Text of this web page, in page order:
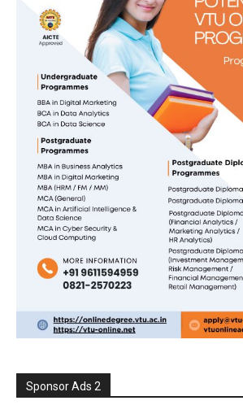
Sponsor Ads 2